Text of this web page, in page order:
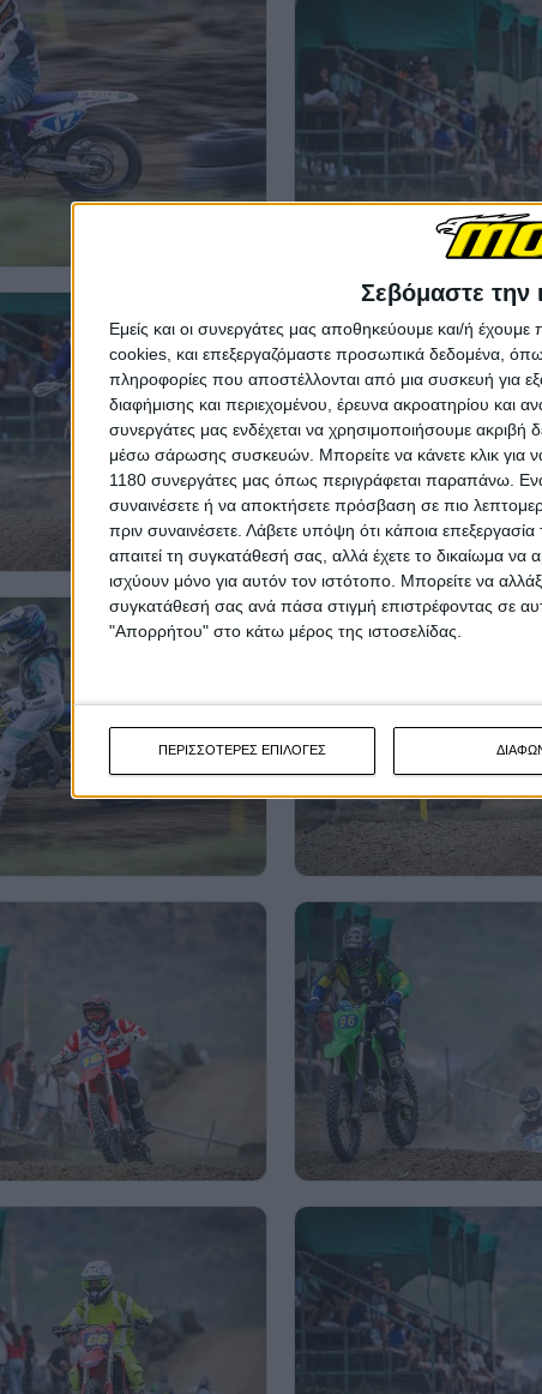
Σεβόμαστε την
Εμείς και οι συνεργάτες μας αποθηκεύουμε και/ή
cookies, και επεξεργαζόμαστε προσωπικά δεδομένα,
πληροφορίες που αποστέλλονται από μια συσκευή για
διαφήμισης και περιεχομένου, έρευνα ακροατηρίου και
συνεργάτες μας ενδέχεται να χρησιμοποιήσουμε
μέσω σάρωσης συσκευών. Μπορείτε να κάνετε κλικ για
1180 συνεργάτες μας όπως περιγράφεται παραπάνω.
συναινέσετε ή να αποκτήσετε πρόσβαση σε πιο
πριν συναινέσετε. Λάβετε υπόψη ότι κάποια
απαιτεί τη συγκατάθεσή σας, αλλά έχετε το δικαίωμα να
ισχύουν μόνο για αυτόν τον ιστότοπο. Μπορείτε να
συγκατάθεσή σας ανά πάσα στιγμή επιστρέφοντας σε
"Απορρήτου" στο κάτω μέρος της ιστοσελίδας.
ΠΕΡΙΣΣΟΤΕΡΕΣ ΕΠΙΛΟΓΕΣ